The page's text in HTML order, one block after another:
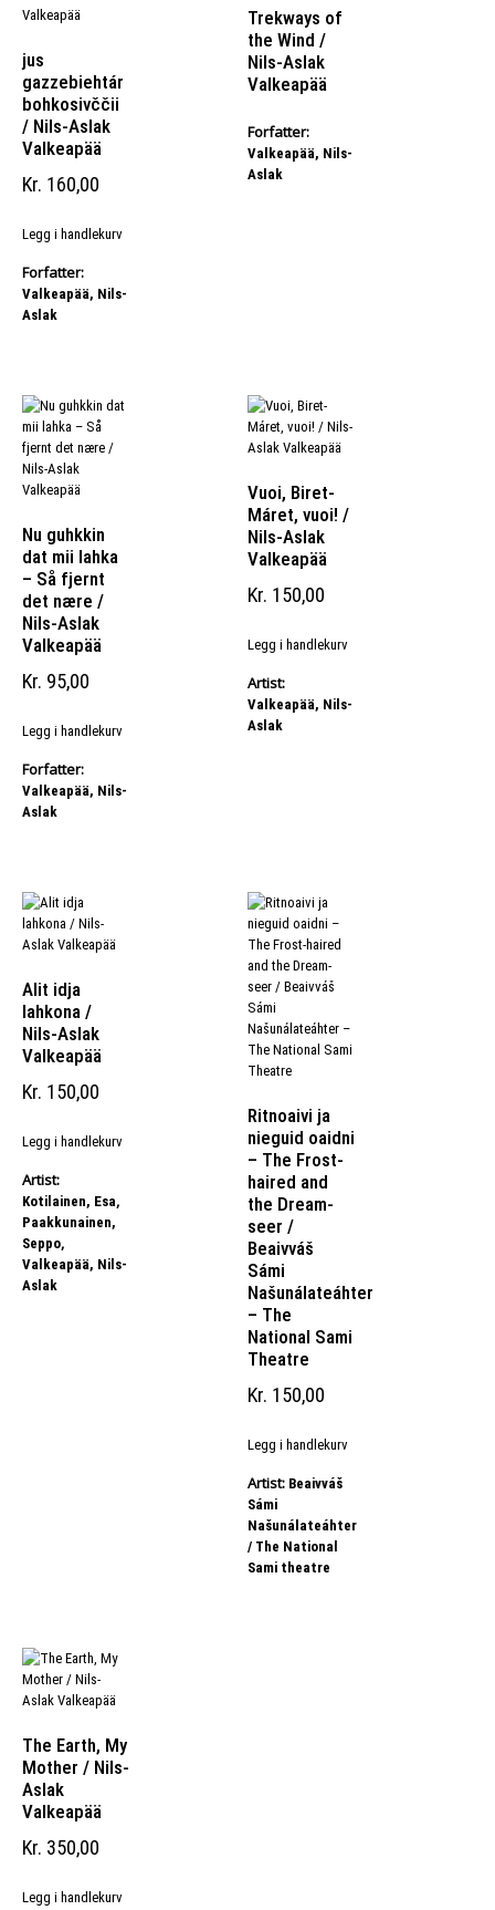
jus
gazzebiehtár
bohkosivččii
/ Nils-Aslak
Valkeapää
Kr 160,00
Legg i handlekurv
Forfatter:
Valkeapää, Nils-
Aslak
Trekways of
the Wind /
Nils-Aslak
Valkeapää
Forfatter:
Valkeapää, Nils-
Aslak
Nu guhkkin
dat mii lahka
– Så fjernt
det nære /
Nils-Aslak
Valkeapää
Kr 95,00
Legg i handlekurv
Forfatter:
Valkeapää, Nils-
Aslak
Vuoi, Biret-
Máret, vuoi! /
Nils-Aslak
Valkeapää
Kr 150,00
Legg i handlekurv
Artist:
Valkeapää, Nils-
Aslak
Alit idja
lahkona /
Nils-Aslak
Valkeapää
Kr 150,00
Legg i handlekurv
Artist:
Kotilainen, Esa,
Paakkunainen,
Seppo,
Valkeapää, Nils-
Aslak
Ritnoaivi ja
nieguid oaidni
– The Frost-
haired and
the Dream-
seer /
Beaivváš
Sámi
Našunálateáhter
– The
National Sami
Theatre
Kr 150,00
Legg i handlekurv
Artist: Beaivváš
Sámi
Našunálateáhter
/ The National
Sami theatre
The Earth, My
Mother / Nils-
Aslak
Valkeapää
Kr 350,00
Legg i handlekurv